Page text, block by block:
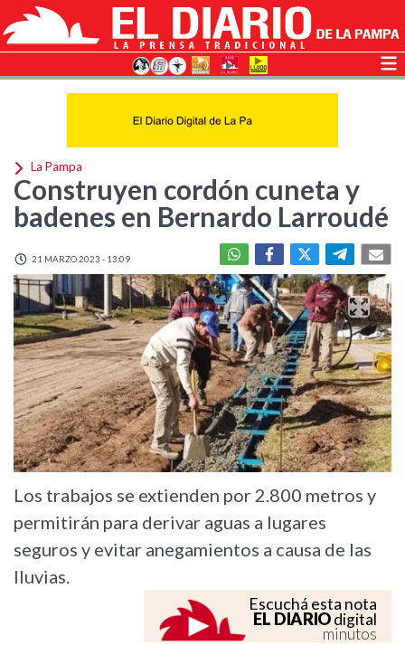
La Pampa
Construyen cordón cuneta y
badenes en Bernardo Larroudé
21 MARZO 2023 - 13:09
Los trabajos se extienden por 2.800 metros y
permitirán para derivar aguas a lugares
seguros y evitar anegamientos a causa de las
lluvias.
Escuchá esta nota
EL DIARIOdigital
minutos